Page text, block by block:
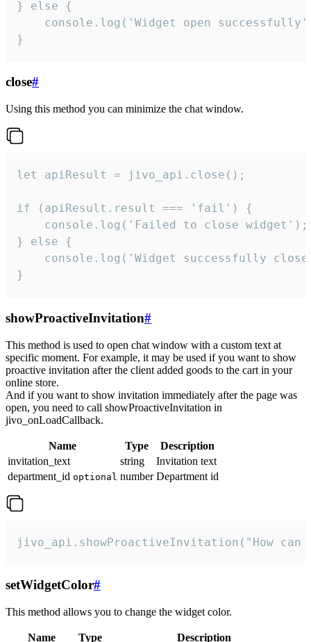
} else {
console.log('Widget open
}
close#
Using this method you can minimize the chat window.
let apiResult = jivo_api.close();
if (apiResult.result === 'fail') {
    console.log('Failed to close widget');
} else {
console.log('Widget successfully
}
showProactiveInvitation#
This method is used to open chat window with a custom text at
specific moment. For example, it may be used if you want to show
proactive invitation after the client added goods to the cart in your
online store.
And if you want to show invitation immediately after the page was
open, you need to call showProactiveInvitation in
jivo_onLoadCallback.
Name Type
Description
invitation_text
string
Invitation text
department_id optional number Department id
jivo_api.showProactiveInvitation("How
setWidgetColor#
This method allows you to change the widget color.
Name Type
Description